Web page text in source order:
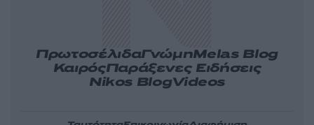
ΠρωτοσέλιδαΓνώμηMelas Blog
ΚαιρόςΠαράξενες Ειδήσεις
Nikos BlogVideos